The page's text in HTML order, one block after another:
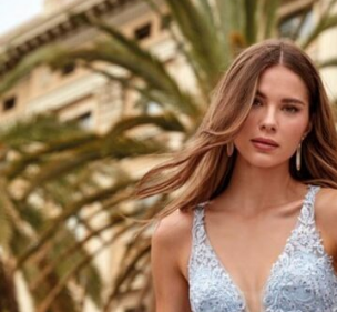
costumes
VOIR LE LOOKBOOK